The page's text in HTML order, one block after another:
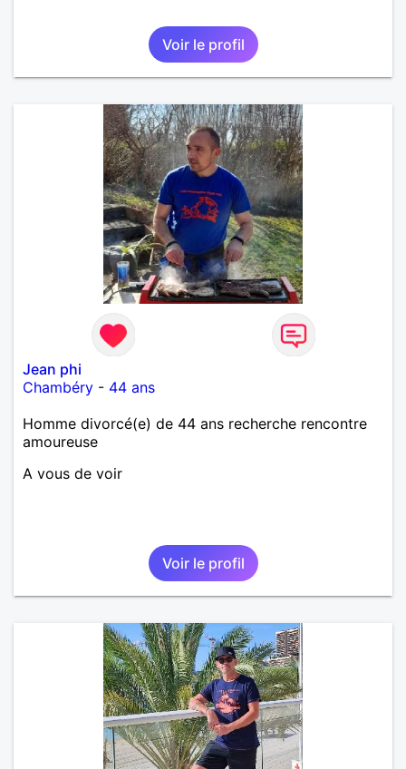
Voir le profil
Jean phi
Chambéry - 44 ans
Homme divorcé(e) de 44 ans recherche rencontre
amoureuse
A vous de voir
Voir le profil